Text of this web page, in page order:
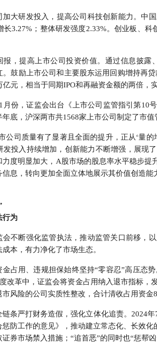
加大研发投入，提高公司科技创新能力。中
长3.27%；整体研发强度2.33%。创业板、
报，提高上市公司投资价值。通过信息披
。鼓励上市公司和主要股东运用回购增持再
亿元，相当于同期IPO和再融资金额的两倍，
月份，证监会出台《上市公司监管指引第
底，沪深两市共1568家上市公司制定了市
公司质量有了显著且全面的提升，正从‘量
发投入持续增加，创新能力不断增强，展现
力度明显加大，A股市场的股息率水平稳步
息，转向更加全面立体地展示其价值创造
行为
会不断强化监管执法，推动监管关口前移，
本，有力净化了市场生态。
金占用、违规担保始终坚持“零容忍”高压态
改革中，证监会将资金占用纳入退市指标，
市风险的公司实质性整改，合计清收占用资金
链条严打财务造假，强化立体化追责。2024
防工作的意见》，推动建立常态化、长效
券市场禁入措施；“追首恶”的同时也“惩帮